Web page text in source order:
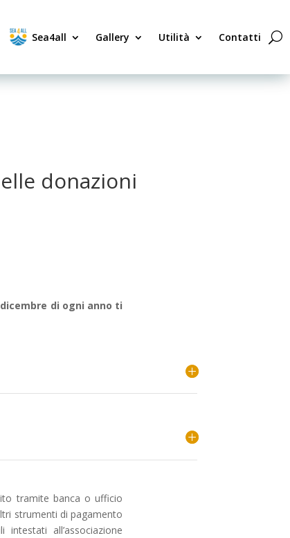
Sea4all Gallery Utilità Contatti
donazioni
di ogni anno ti
tramite banca o ufficio
strumenti di pagamento
all’associazione